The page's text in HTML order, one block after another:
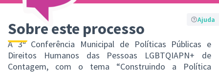
Ajuda
Sobre este processo
A 3ª Conferência Municipal de Políticas Públicas e
Direitos Humanos das Pessoas LGBTQIAPN+ de
Contagem, com o tema “Construindo a Política